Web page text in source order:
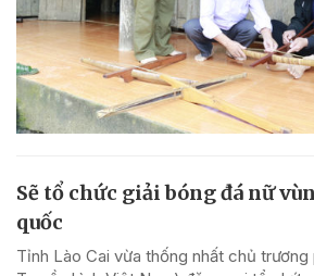
Sẽ tổ chức giải bóng đá nữ
quốc
Tỉnh Lào Cai vừa thống nhất chủ